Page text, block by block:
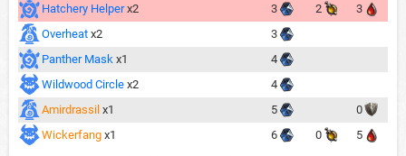
Hatchery Helper x2 3 2
3
Overheat x2
3
Panther Mask x1
4
Wildwood Circle x2
4
Amirdrassil x1 5
0
Wickerfang x1 6 0 5